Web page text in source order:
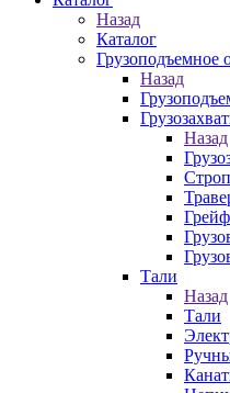
Назад
Каталог
Грузоподъемное
Назад
Назад
Тали
Назад
Тали